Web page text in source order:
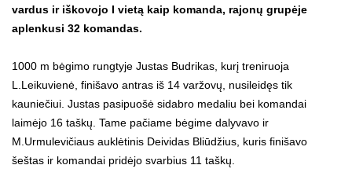
vardus ir iškovojo I vietą kaip komanda, rajonų grupėje
aplenkusi 32 komandas.
1000 m bėgimo rungtyje Justas Budrikas, kurį treniruoja
L.Leikuvienė, finišavo antras iš 14 varžovų, nusileidęs tik
kauniečiui. Justas pasipuošė sidabro medaliu bei komandai
laimėjo 16 taškų. Tame pačiame bėgime dalyvavo ir
M.Urmulevičiaus auklėtinis Deividas Bliūdžius, kuris finišavo
šeštas ir komandai pridėjo svarbius 11 taškų.